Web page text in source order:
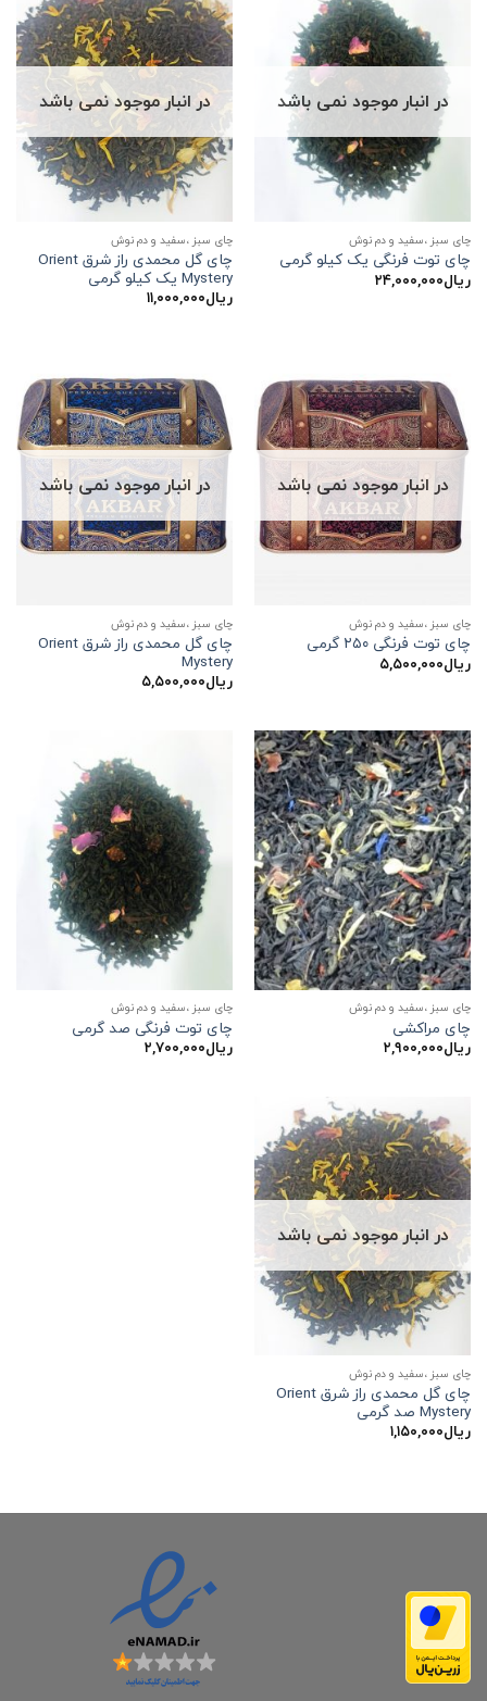
در انبار موجود نمی باشد
چای سبز ،سفید و دم نوش
چای توت فرنگی یک کیلو گرمی
ریال۲۴,۰۰۰,۰۰۰
در انبار موجود نمی باشد
چای سبز ،سفید و دم نوش
چای گل محمدی راز شرق Orient
Mystery یک کیلو گرمی
ریال۱۱,۰۰۰,۰۰۰
در انبار موجود نمی باشد
چای سبز ،سفید و دم نوش
چای توت فرنگی ۲۵۰ گرمی
ریال۵,۵۰۰,۰۰۰
در انبار موجود نمی باشد
چای سبز ،سفید و دم نوش
چای گل محمدی راز شرق Orient
Mystery
ریال۵,۵۰۰,۰۰۰
چای سبز ،سفید و دم نوش
چای مراکشی
ریال۲,۹۰۰,۰۰۰
چای سبز ،سفید و دم نوش
چای توت فرنگی صد گرمی
ریال۲,۷۰۰,۰۰۰
در انبار موجود نمی باشد
چای سبز ،سفید و دم نوش
چای گل محمدی راز شرق Orient
Mystery صد گرمی
ریال۱,۱۵۰,۰۰۰